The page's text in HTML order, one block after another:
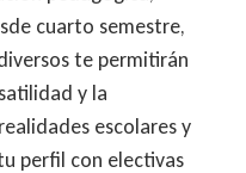
cuarto semestre,
te permitirán
y la
escolares y
perfil con electivas